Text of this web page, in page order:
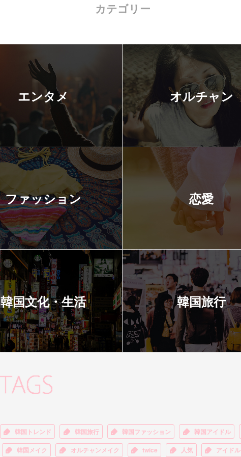
カテゴリー
エンタメ オルチャン
ファッション 恋愛
韓国文化・生活 韓国旅行
韓国トレンド 韓国旅行 韓国ファッション 韓国アイドル
韓国メイク オルチャンメイク twice 人気 アイドル